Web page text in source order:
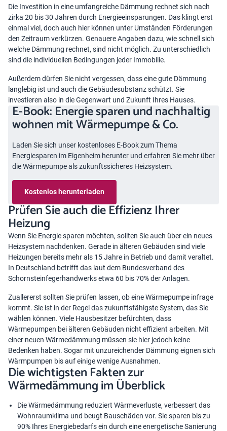
Die Investition in eine umfangreiche Dämmung rechnet sich nach
zirka 20 bis 30 Jahren durch Energieeinsparungen. Das klingt erst
einmal viel, doch auch hier können unter Umständen Förderungen
den Zeitraum verkürzen. Genauere Angaben dazu, wie schnell sich
welche Dämmung rechnet, sind nicht möglich. Zu unterschiedlich
sind die individuellen Bedingungen jeder Immobilie.
Außerdem dürfen Sie nicht vergessen, dass eine gute Dämmung
langlebig ist und auch die Gebäudesubstanz schützt. Sie
investieren also in die Gegenwart und Zukunft Ihres Hauses.
E-Book: Energie sparen und nachhaltig
wohnen mit Wärmepumpe & Co.
Laden Sie sich unser kostenloses E-Book zum Thema
Energiesparen im Eigenheim herunter und erfahren Sie mehr über
die Wärmepumpe als zukunftssicheres Heizsystem.
Kostenlos herunterladen
Prüfen Sie auch die Effizienz Ihrer
Heizung
Wenn Sie Energie sparen möchten, sollten Sie auch über ein neues
Heizsystem nachdenken. Gerade in älteren Gebäuden sind viele
Heizungen bereits mehr als 15 Jahre in Betrieb und damit veraltet.
In Deutschland betrifft das laut dem Bundesverband des
Schornsteinfegerhandwerks etwa 60 bis 70% der Anlagen.
Zuallererst sollten Sie prüfen lassen, ob eineWärmepumpe infrage
kommt. Sie ist in der Regel das zukunftsfähigste System, das Sie
wählen können. Viele Hausbesitzer befürchten, dass
Wärmepumpen bei älteren Gebäuden nicht effizient arbeiten. Mit
einer neuen Wärmedämmung müssen sie hier jedoch keine
Bedenken haben. Sogar mit unzureichender Dämmung eignen sich
Wärmpumpen bis auf einige wenige Ausnahmen.
Die wichtigsten Fakten zur
Wärmedämmung im Überblick
Die Wärmedämmung reduziert Wärmeverluste, verbessert das
Wohnraumklima und beugt Bauschäden vor. Sie sparen bis zu
90% Ihres Energiebedarfs ein durch eine energetische Sanierung